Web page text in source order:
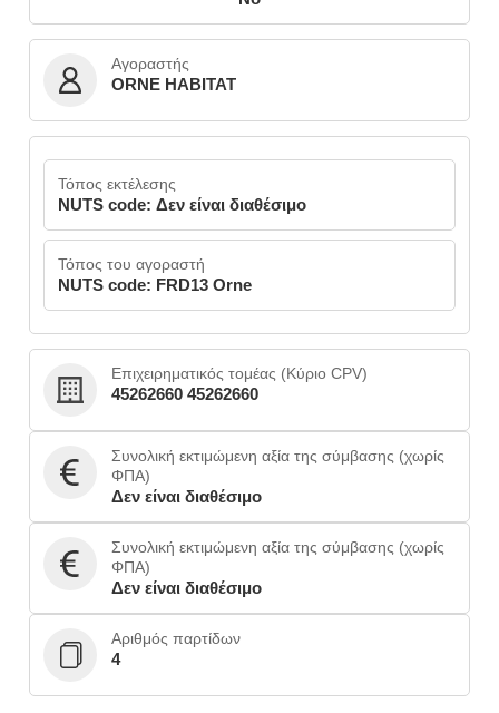
Αγοραστής
ORNE HABITAT
Τόπος εκτέλεσης
NUTS code: Δεν είναι διαθέσιμο
Τόπος του αγοραστή
NUTS code: FRD13 Orne
Επιχειρηματικός τομέας (Κύριο CPV)
45262660 45262660
Συνολική εκτιμώμενη αξία της σύμβασης (χωρίς
ΦΠΑ)
Δεν είναι διαθέσιμο
Συνολική εκτιμώμενη αξία της σύμβασης (χωρίς
ΦΠΑ)
Δεν είναι διαθέσιμο
Αριθμός παρτίδων
4